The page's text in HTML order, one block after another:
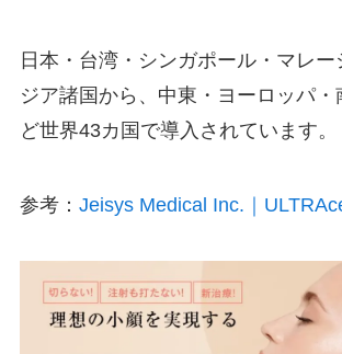
日本・台湾・シンガポール・マレー
ジア諸国から、中東・ヨーロッパ・
ど世界43カ国で導入されています。
参考： Jeisys Medical Inc.｜